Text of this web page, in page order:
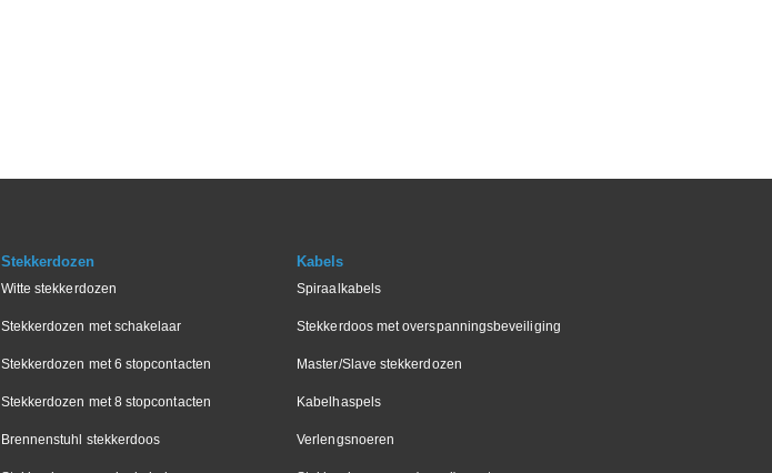
Stekkerdozen
Witte stekkerdozen
Stekkerdozen met schakelaar
Stekkerdozen met 6 stopcontacten
Stekkerdozen met 8 stopcontacten
Brennenstuhl stekkerdoos
Kabels
Spiraalkabels
Stekkerdoos met overspanningsbeveiliging
Master/Slave stekkerdozen
Kabelhaspels
Verlengsnoeren